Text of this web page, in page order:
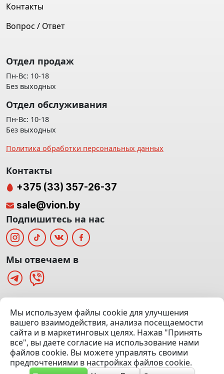
(Офис: 5 этаж | Осмотр авто: 5 этаж)
Посмотреть на карте
© 2020 — 2026 VION.BY — Продажа, выкуп и обмен | УНП
192961100 |Эвакуатор Минск
Контакты
Вопрос / Ответ
Отдел продаж
Пн-Вс: 10-18
Без выходных
Отдел обслуживания
Пн-Вс: 10-18
Без выходных
Политика обработки персональных данных
Мы используем файлы cookie для улучшения
вашего взаимодействия, анализа посещаемости
сайта и в маркетинговых целях. Нажав "Принять
все", вы даете согласие на использование нами
файлов cookie. Вы можете управлять своими
предпочтениями в настройках файлов cookie.
Контакты
+375 (33) 357-26-37
sale@vion.by
Подпишитесь на нас
Мы отвечаем в